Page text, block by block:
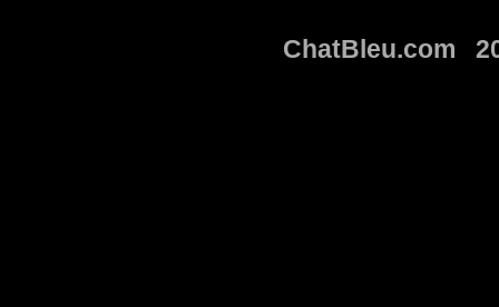
ChatBleu.com